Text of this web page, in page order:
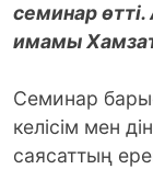
семинар
имамы
Семинар
келісім мен
саясаттың